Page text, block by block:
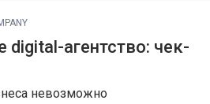
digital-агентство: чек-
невозможно